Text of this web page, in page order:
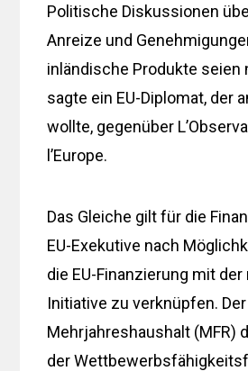
Politische Diskussionen
Anreize und
inländische Produkte seien
sagte ein EU-Diplomat, der
wollte, gegenüber
l’Europe.
Das Gleiche gilt für die
EU-Exekutive nach
die EU-Finanzierung mit
Initiative zu verknüpfen. Der
Mehrjahreshaushalt (MFR)
der